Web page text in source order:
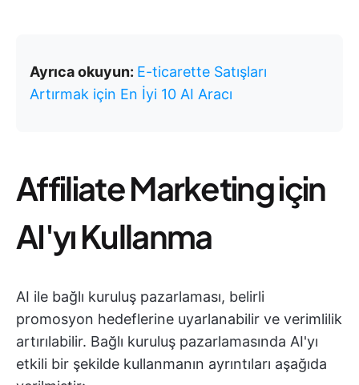
Ayrıca okuyun: E-ticarette Satışları
Artırmak için En İyi 10 AI Aracı
Affiliate Marketing için
AI'yı Kullanma
AI ile bağlı kuruluş pazarlaması, belirli
promosyon hedeflerine uyarlanabilir ve verimlilik
artırılabilir. Bağlı kuruluş pazarlamasında AI'yı
etkili bir şekilde kullanmanın ayrıntıları aşağıda